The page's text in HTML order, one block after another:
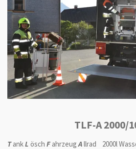
TLF-A 2000/
T ankL ösch F ahrzeug Allrad 2000l